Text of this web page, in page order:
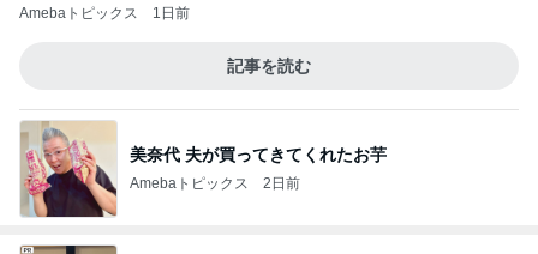
Amebaトピックス 1日前
記事を読む
美奈代 夫が買ってきてくれたお芋
Amebaトピックス 2日前